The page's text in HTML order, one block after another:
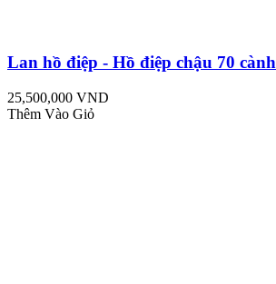
Lan hồ điệp - Hồ điệp chậu 70 cành
25,500,000 VND
Thêm Vào Giỏ